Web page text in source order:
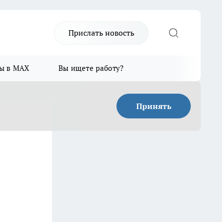
Прислать новость
в MAX Вы ищете работу?
Принять